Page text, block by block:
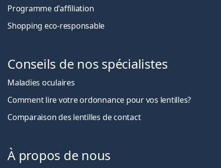
Programme d'affiliation
Shopping eco-responsable
Conseils de nos spécialistes
Maladies oculaires
Comment lire votre ordonnance pour vos lentilles?
Comparaison des lentilles de contact
À propos de nous